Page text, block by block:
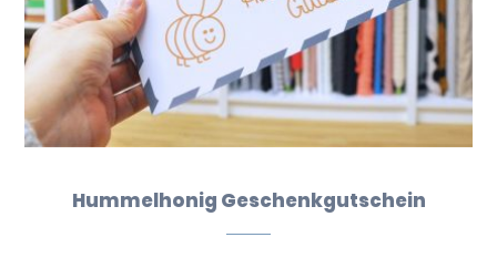
Hummelhonig Geschenkgutschein